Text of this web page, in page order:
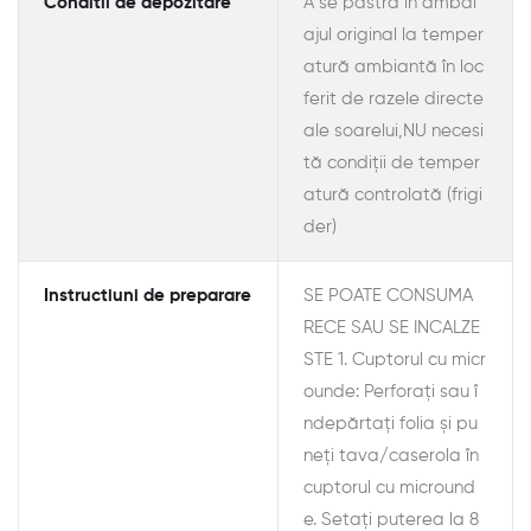
ajul original la temper
atură ambiantă în loc
ferit de razele directe
ale soarelui,NU necesi
tă condiții de temper
atură controlată (frigi
der)
Instructiuni de preparare
SE POATE CONSUMA
RECE SAU SE INCALZE
STE 1. Cuptorul cu micr
ounde: Perforați sau î
ndepărtați folia și pu
neți tava/caserola în
cuptorul cu micround
e. Setați puterea la 8